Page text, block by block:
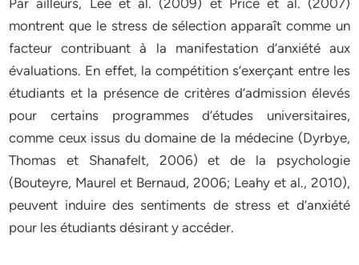
Par ailleurs, Lee et al. (2009) et Price et al. (2007)
montrent que le stress de sélection apparaît comme un
facteur contribuant à la manifestation d’anxiété aux
évaluations. En effet, la compétition s’exerçant entre les
étudiants et la présence de critères d’admission élevés
pour certains programmes d’études universitaires,
comme ceux issus du domaine de la médecine (Dyrbye,
Thomas et Shanafelt, 2006) et de la psychologie
(Bouteyre, Maurel et Bernaud, 2006; Leahy et al., 2010),
peuvent induire des sentiments de stress et d’anxiété
pour les étudiants désirant y accéder.